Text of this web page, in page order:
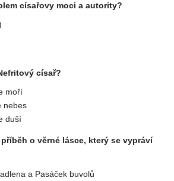
císařovy moci a autority?
císař?
moří
nebes
duší
o věrné lásce, který se vypráví
a Pasáček buvolů